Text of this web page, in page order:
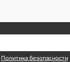
Политика безопасности